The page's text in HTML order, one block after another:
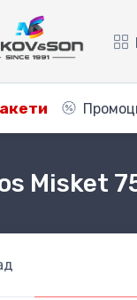
Misket